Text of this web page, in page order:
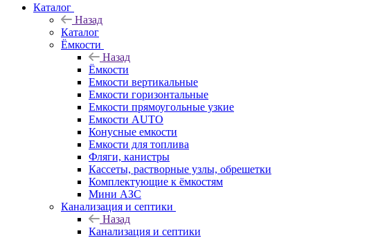
Каталог
Назад
Каталог
Ёмкости
Назад
Ёмкости
Емкости вертикальные
Емкости горизонтальные
Емкости прямоугольные узкие
Емкости АUТО
Конусные емкости
Емкости для топлива
Фляги, канистры
Кассеты, растворные узлы, обрешетки
Комплектующие к ёмкостям
Мини АЗС
Канализация и септики
Назад
Канализация и септики